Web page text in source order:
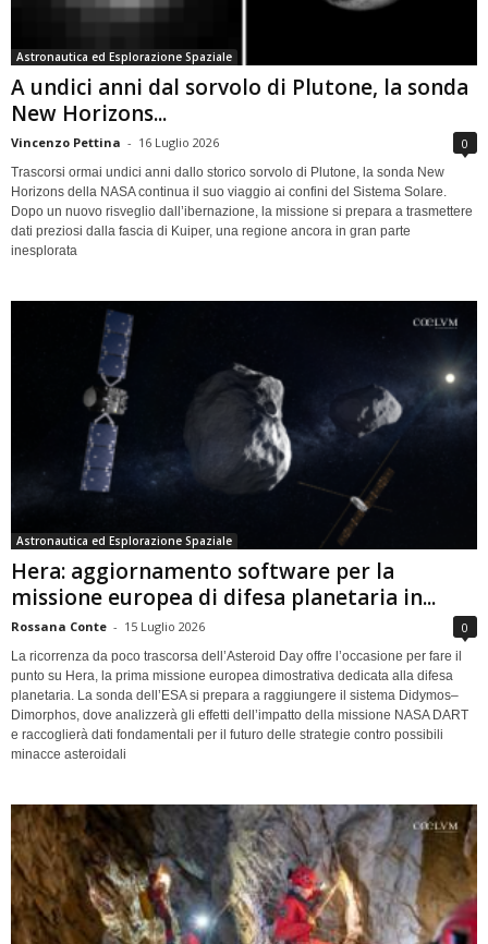
Astronautica ed Esplorazione Spaziale
A undici anni dal sorvolo di Plutone, la sonda
New Horizons...
Vincenzo Pettina - 16 Luglio 2026 0
Trascorsi ormai undici anni dallo storico sorvolo di Plutone, la sonda New
Horizons della NASA continua il suo viaggio ai confini del Sistema Solare.
Dopo un nuovo risveglio dall’ibernazione, la missione si prepara a trasmettere
dati preziosi dalla fascia di Kuiper, una regione ancora in gran parte
inesplorata
Astronautica ed Esplorazione Spaziale
Hera: aggiornamento software per la
missione europea di difesa planetaria in...
Rossana Conte - 15 Luglio 2026 0
La ricorrenza da poco trascorsa dell’Asteroid Day offre l’occasione per fare il
punto su Hera, la prima missione europea dimostrativa dedicata alla difesa
planetaria. La sonda dell’ESA si prepara a raggiungere il sistema Didymos–
Dimorphos, dove analizzerà gli effetti dell’impatto della missione NASA DART
e raccoglierà dati fondamentali per il futuro delle strategie contro possibili
minacce asteroidali